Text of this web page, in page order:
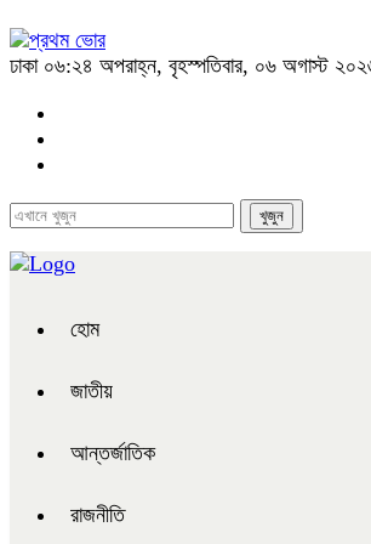
ঢাকা ০৬:২৪ অপরাহ্ন, বৃহস্পতিবার, ০৬ অগাস্ট
হোম
জাতীয়
আন্তর্জাতিক
রাজনীতি